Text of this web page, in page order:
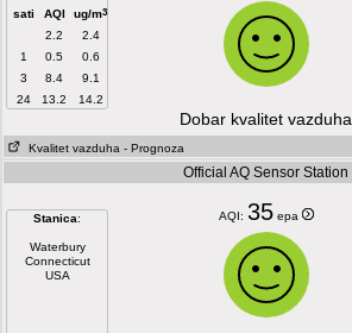
sati
AQI ug/m3
2.2
2.4
1
0.5
0.6
3
8.4
9.1
24
13.2 14.2
Dobar kvalitet vazduha
Kvalitet vazduha - Prognoza
Official AQ Sensor Station
Stanica:
Waterbury
Connecticut
USA
AQI: 35 epa